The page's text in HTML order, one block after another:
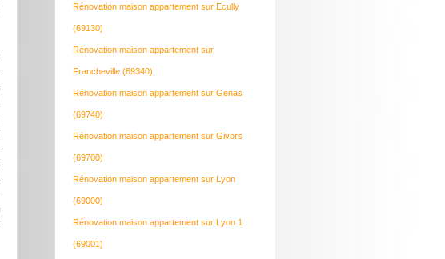
Rénovation maison appartement sur Ecully
(69130)
Rénovation maison appartement sur
Francheville (69340)
Rénovation maison appartement sur Genas
(69740)
Rénovation maison appartement sur Givors
(69700)
Rénovation maison appartement sur Lyon
(69000)
Rénovation maison appartement sur Lyon 1
(69001)